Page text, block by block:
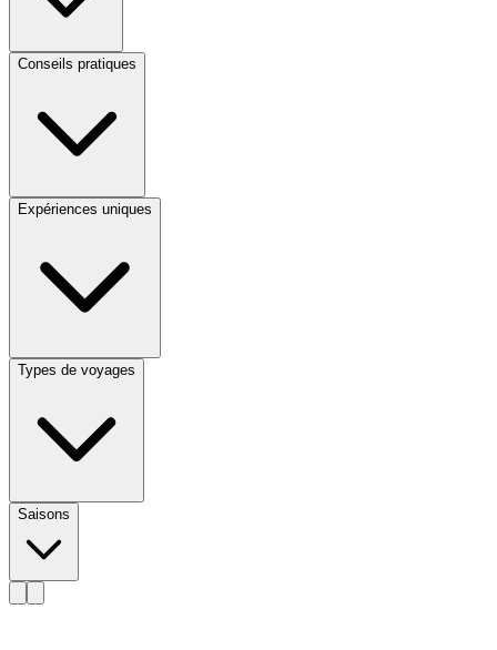
Conseils pratiques
Expériences uniques
Types de voyages
Saisons